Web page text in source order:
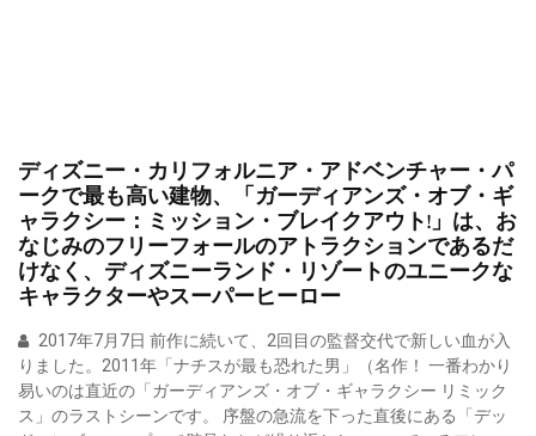
ディズニー・カリフォルニア・アドベンチャー・パ
ークで最も高い建物、「ガーディアンズ・オブ・ギ
ャラクシー：ミッション・ブレイクアウト!」は、お
なじみのフリーフォールのアトラクションであるだ
けなく、ディズニーランド・リゾートのユニークな
キャラクターやスーパーヒーロー
2017年7月7日 前作に続いて、2回目の監督交代で新しい血が入
りました。2011年「ナチスが最も恐れた男」（名作！ 一番わかり
易いのは直近の「ガーディアンズ・オブ・ギャラクシー リミック
ス」のラストシーンです。 序盤の急流を下った直後にある「デッ